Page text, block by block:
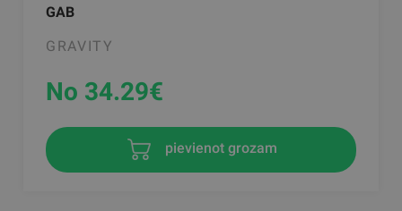
GAB
GRAVITY
No 34.29€
pievienot grozam